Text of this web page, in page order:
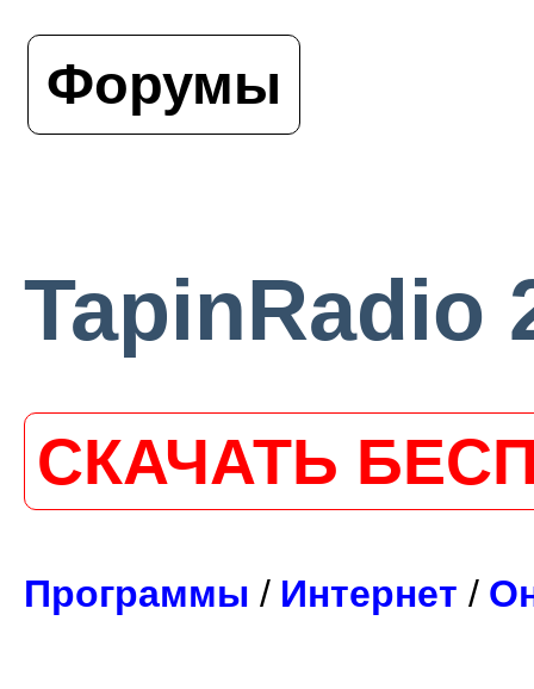
Форумы
TapinRadio
СКАЧАТЬ
Программы / Интернет /